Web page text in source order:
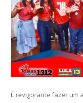
É revigorante fazer um